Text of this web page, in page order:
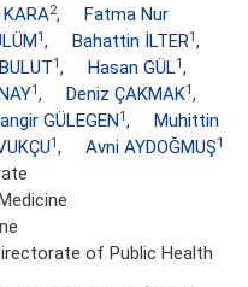
2,
Fatma Nur
1, Bahattin İLTER1,
1, Hasan GÜL1,
1, Deniz ÇAKMAK1,
GÜLEGEN1,
Muhittin
1, Avni AYDOĞMUŞ1
of Public Health